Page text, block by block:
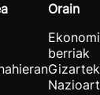
Orain
berriak